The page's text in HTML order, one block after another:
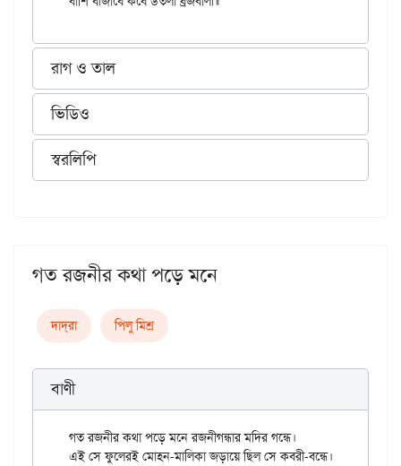
রাগ ও তাল
ভিডিও
স্বরলিপি
গত রজনীর কথা পড়ে মনে
দাদ্‌রা পিলু মিশ্র
বাণী
গত রজনীর কথা পড়ে মনে রজনীগন্ধার মদির গন্ধে।
এই সে ফুলেরই মোহন-মালিকা জড়ায়ে ছিল সে কবরী-বন্ধে।।